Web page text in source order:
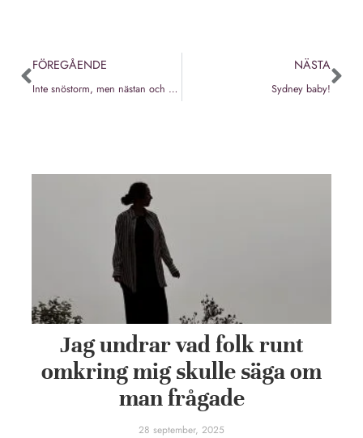
FÖREGÅENDE
Inte snöstorm, men nästan och bilder från Nimbin
NÄSTA
Sydney baby!
Jag undrar vad folk runt
omkring mig skulle säga om
man frågade
28 september, 2025